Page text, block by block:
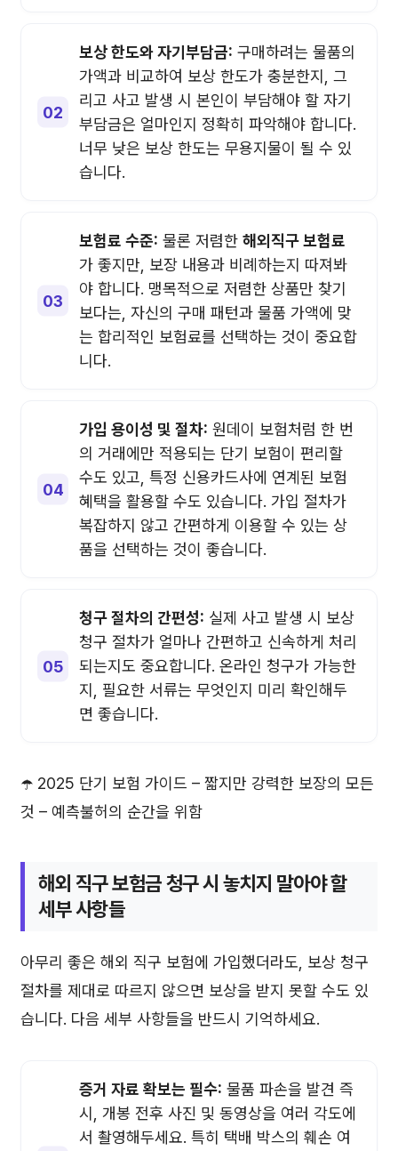
보상 한도와 자기부담금: 구매하려는 물품의
가액과 비교하여 보상 한도가 충분한지, 그
리고 사고 발생 시 본인이 부담해야 할 자기
부담금은 얼마인지 정확히 파악해야 합니다.
너무 낮은 보상 한도는 무용지물이 될 수 있
습니다.
보험료 수준: 물론 저렴한 해외직구 보험료
가 좋지만, 보장 내용과 비례하는지 따져봐
야 합니다. 맹목적으로 저렴한 상품만 찾기
보다는, 자신의 구매 패턴과 물품 가액에 맞
는 합리적인 보험료를 선택하는 것이 중요합
니다.
가입 용이성 및 절차: 원데이 보험처럼 한 번
의 거래에만 적용되는 단기 보험이 편리할
수도 있고, 특정 신용카드사에 연계된 보험
혜택을 활용할 수도 있습니다. 가입 절차가
복잡하지 않고 간편하게 이용할 수 있는 상
품을 선택하는 것이 좋습니다.
청구 절차의 간편성: 실제 사고 발생 시 보상
청구 절차가 얼마나 간편하고 신속하게 처리
되는지도 중요합니다. 온라인 청구가 가능한
지, 필요한 서류는 무엇인지 미리 확인해두
면 좋습니다.
☂️ 2025 단기 보험 가이드 – 짧지만 강력한 보장의 모든
것 – 예측불허의 순간을 위함
해외 직구 보험금 청구 시 놓치지 말아야 할
세부 사항들
아무리 좋은 해외 직구 보험에 가입했더라도, 보상 청구
절차를 제대로 따르지 않으면 보상을 받지 못할 수도 있
습니다. 다음 세부 사항들을 반드시 기억하세요.
증거 자료 확보는 필수: 물품 파손을 발견 즉
시, 개봉 전후 사진 및 동영상을 여러 각도에
서 촬영해두세요. 특히 택배 박스의 훼손 여